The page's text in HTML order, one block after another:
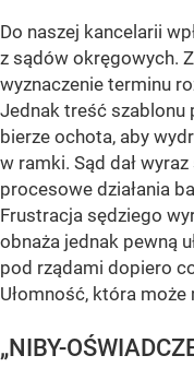
Do naszej kancelarii
z sądów okręgowych.
wyznaczenie terminu
Jednak treść szablonu
bierze ochota, aby
w ramki. Sąd dał
procesowe działania
Frustracja sędziego
obnaża jednak pewną
pod rządami dopiero
Ułomność, która
„NIBY-